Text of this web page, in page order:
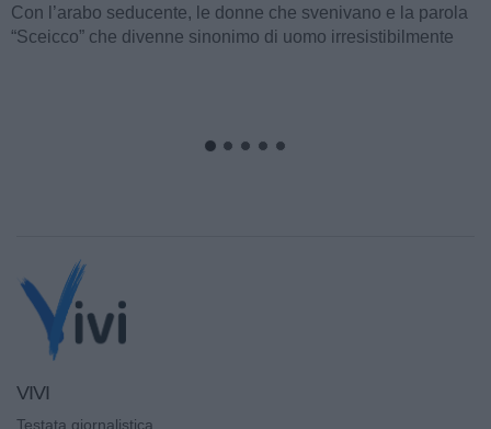
Con l’arabo seducente, le donne che svenivano e la parola
“Sceicco” che divenne sinonimo di uomo irresistibilmente
VIVI
Testata giornalistica